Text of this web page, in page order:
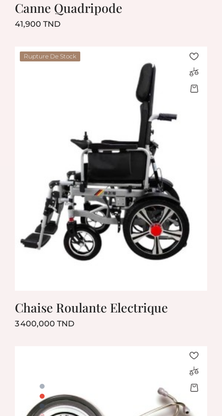
Canne Quadripode
41,900 TNDPrix
Rupture De Stock
Chaise Roulante Electrique
3 400,000 TNDPrix